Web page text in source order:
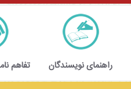
راهنمای نویسندگان تفاهم